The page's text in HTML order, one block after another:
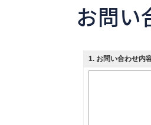
お問い
1. お問い合わせ内